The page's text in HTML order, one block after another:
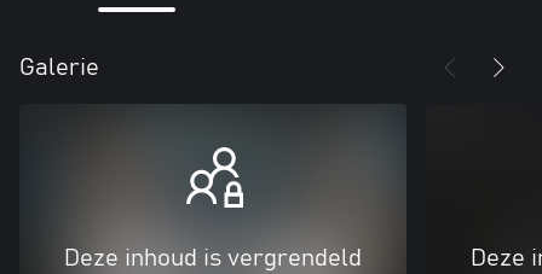
Galerie
Deze inhoud is vergrendeld Deze